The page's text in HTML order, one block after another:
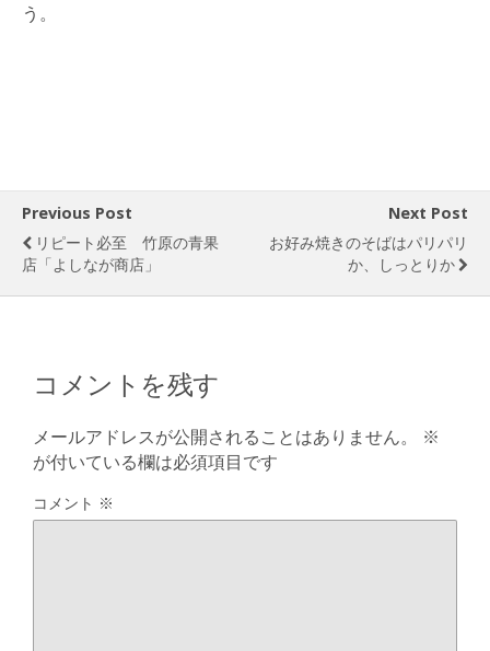
う。
Previous Post
リピート必至 竹原の青果
店「よしなが商店」
Next Post
お好み焼きのそばはパリパリ
か、しっとりか
コメントを残す
メールアドレスが公開されることはありません。
※
が付いている欄は必須項目です
コメント ※